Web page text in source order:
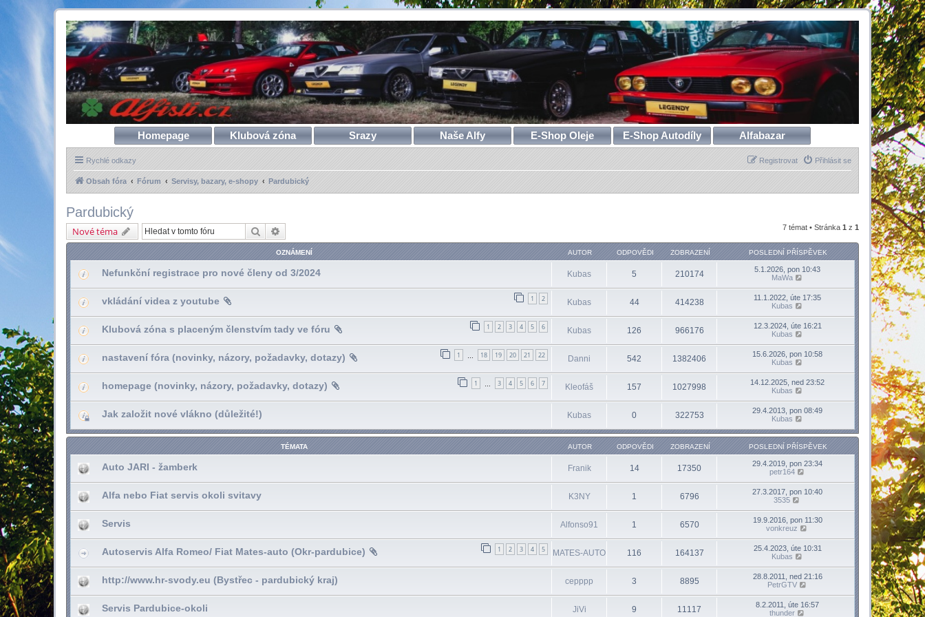
Homepage Klubová zóna Srazy Naše Alfy E-Shop Oleje E-Shop Autodíly Alfabazar
Rychlé odkazy Přihlásit se
Registrovat
Obsah fóra Fórum Servisy, bazary, e-shopy Pardubický
Pardubický
Nové téma Hledat 7 témat • Stránka 1 z 1
OZNÁMENÍ AUTOR ODPOVĚDI ZOBRAZENÍ POSLEDNÍ PŘÍSPĚVEK
Nefunkční registrace pro nové členy od 3/2024 Kubas 5 210174
5.1.2026, pon 10:43
MaWa
1 2
vkládání videa z youtube Kubas 44 414238
11.1.2022, úte 17:35
Kubas
1 2 3 4 5 6
Klubová zóna s placeným členstvím tady ve fóru Kubas 126 966176
12.3.2024, úte 16:21
Kubas
1 18 19 20 21 22
nastavení fóra (novinky, názory, požadavky, dotazy) Danni 542 1382406
15.6.2026, pon 10:58
Kubas
1 3 4 5 6 7
homepage (novinky, názory, požadavky, dotazy) Kleofáš 157 1027998
14.12.2025, ned 23:52
Kubas
Jak založit nové vlákno (důležité!) Kubas 0 322753
29.4.2013, pon 08:49
Kubas
TÉMATA AUTOR ODPOVĚDI ZOBRAZENÍ POSLEDNÍ PŘÍSPĚVEK
Auto JARI - žamberk Franik 14 17350
29.4.2019, pon 23:34
petr164
Alfa nebo Fiat servis okoli svitavy K3NY 1 6796
27.3.2017, pon 10:40
3535
Servis Alfonso91 1 6570
19.9.2016, pon 11:30
vonkreuz
1 2 3 4 5
Autoservis Alfa Romeo/ Fiat Mates-auto (Okr-pardubice) MATES-AUTO 116 164137
25.4.2023, úte 10:31
Kubas
http://www.hr-svody.eu (Bystřec - pardubický kraj) cepppp 3 8895
28.8.2011, ned 21:16
PetrGTV
Servis Pardubice-okoli JiVi 9 11117
8.2.2011, úte 16:57
thunder